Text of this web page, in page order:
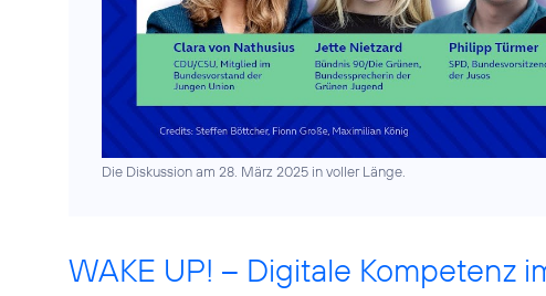
Die Diskussion am 28. März 2025 in voller Länge.
WAKE UP! – Digitale Kompetenz